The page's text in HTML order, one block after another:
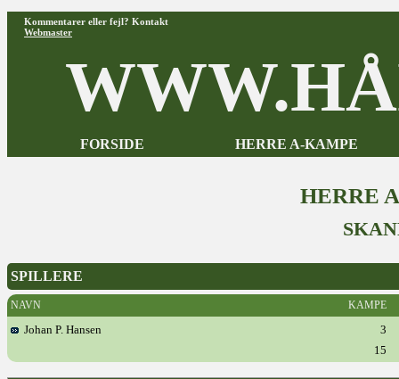
Kommentarer eller fejl? Kontakt
Webmaster
FORSIDE HERRE A-KAMPE
HERRE
SPILLERE
NAVN KAMPE
Johan P. Hansen
3
15